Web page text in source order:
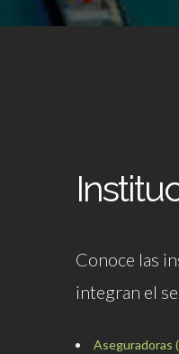
Conoce las
integran el
Aseguradoras